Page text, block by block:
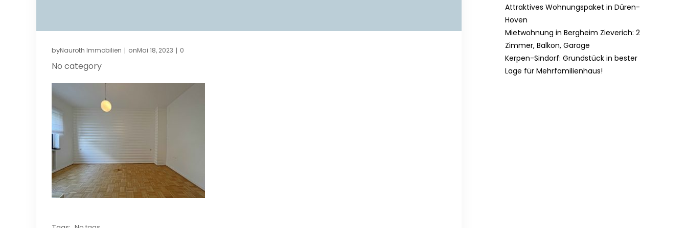
byNauroth Immobilien | onMai 18, 2023 | 0
No category
Attraktives Wohnungspaket in Düren-
Hoven
Mietwohnung in Bergheim Zieverich: 2
Zimmer, Balkon, Garage
Kerpen-Sindorf: Grundstück in bester
Lage für Mehrfamilienhaus!